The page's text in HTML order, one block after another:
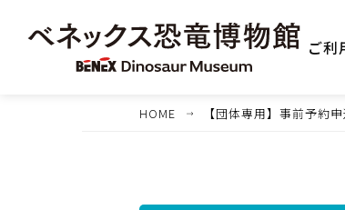
ご利
HOME 【団体専用】事前予約